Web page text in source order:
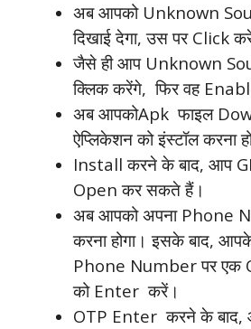
अब आपको Unknown
दिखाई देगा, उस पर Click
जैसे ही आप Unknown
क्लिक करेंगे, फिर वह
अब आपकोApk फाइल
ऐप्लिकेशन को इंस्टॉल करना
Install करने के बाद, आप
Open कर सकते हैं।
अब आपको अपना Phone
करना होगा। इसके बाद,
Phone Number पर एक
को Enter करें।
OTP Enter करने के बाद,